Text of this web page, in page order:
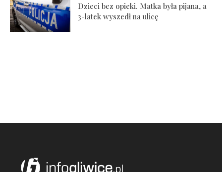
Dzieci bez opieki. Matka była pijana, a
3-latek wyszedł na ulicę